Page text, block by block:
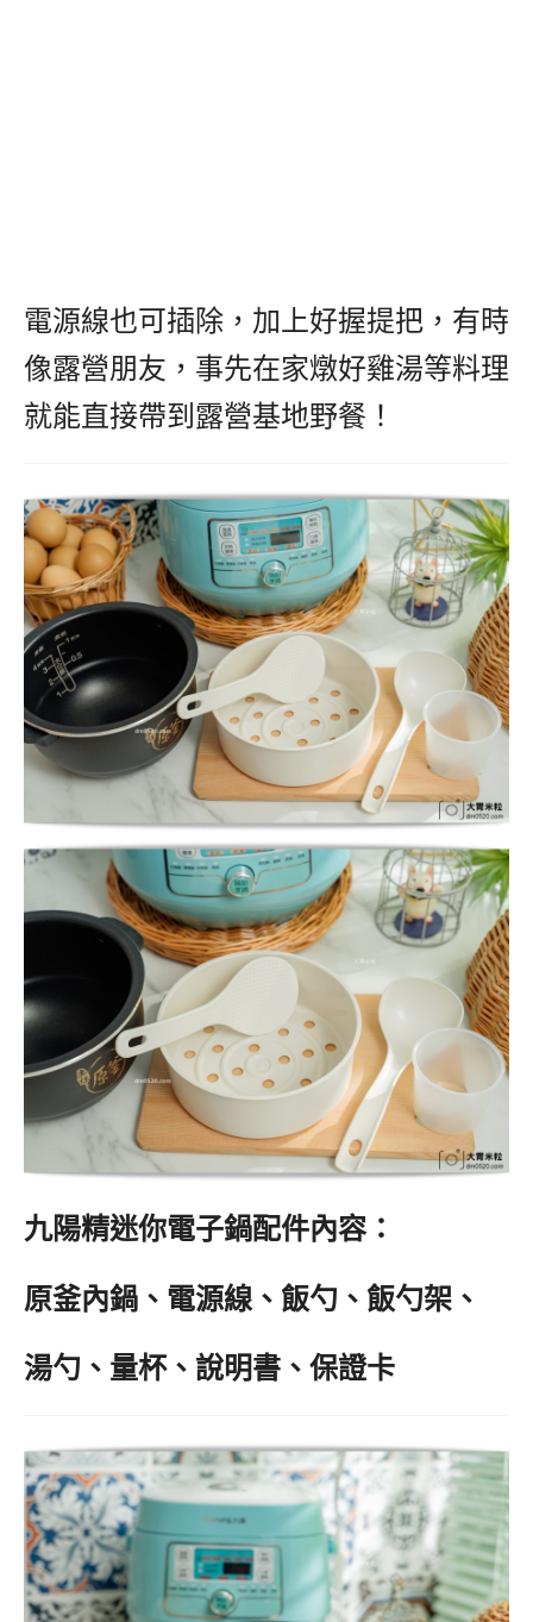
電源線也可插除，加上好握提把，有時
像露營朋友，事先在家燉好雞湯等料理
就能直接帶到露營基地野餐！
九陽精迷你電子鍋配件內容：
原釜內鍋、電源線、飯勺、飯勺架、
湯勺、量杯、說明書、保證卡